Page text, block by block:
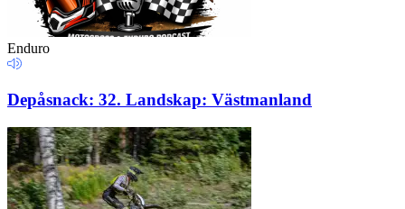
Enduro
Depåsnack: 32. Landskap: Västmanland